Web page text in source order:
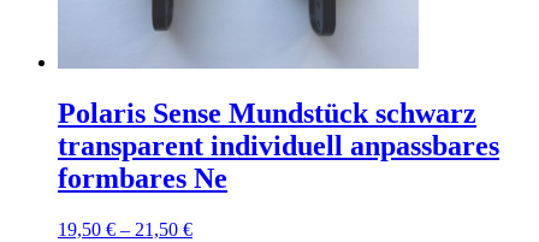
werden
Polaris Sense Mundstück schwarz
transparent individuell anpassbares
formbares Ne
19,50 € – 21,50 €